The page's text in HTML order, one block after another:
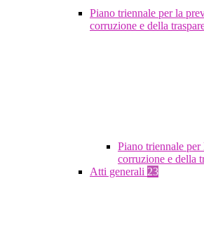
Piano triennale per la
corruzione e della
Piano triennale
corruzione e della
Atti generali 23